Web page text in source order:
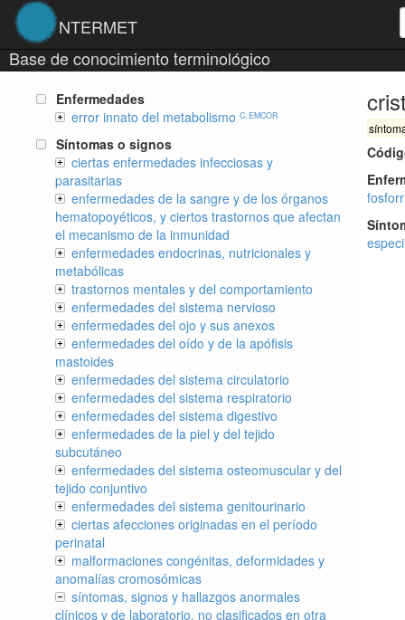
NTERMET
Base de conocimiento terminológico
Enfermedades
error innato del metabolismo C. EMCOR
Síntomas o signos
ciertas enfermedades infecciosas y
parasitarias
enfermedades de la sangre y de los órganos
hematopoyéticos, y ciertos trastornos que afectan
el mecanismo de la inmunidad
enfermedades endocrinas, nutricionales y
metabólicas
trastornos mentales y del comportamiento
enfermedades del sistema nervioso
enfermedades del ojo y sus anexos
enfermedades del oído y de la apófisis
mastoides
enfermedades del sistema circulatorio
enfermedades del sistema respiratorio
enfermedades del sistema digestivo
enfermedades de la piel y del tejido
subcutáneo
enfermedades del sistema osteomuscular y del
tejido conjuntivo
enfermedades del sistema genitourinario
ciertas afecciones originadas en el período
perinatal
malformaciones congénitas, deformidades y
anomalías cromosómicas
síntomas, signos y hallazgos anormales
clínicos y de laboratorio, no clasificados en otra